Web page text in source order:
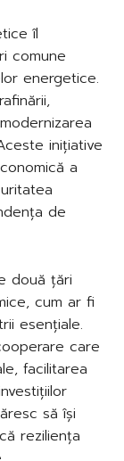
îl
comune
energetice.
inițiative
a
de
două țări
cum ar fi
esențiale.
care
facilitarea
să își
reziliența